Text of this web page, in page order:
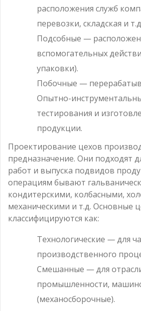
расположения служб
перевозки, складская и
Подсобные —
вспомогательных
упаковки).
Побочные —
Опытно-
тестирования и
продукции.
Проектирование цехов
предназначение. Они подходят
работ и выпуска подвидов
операциям бывают
кондитерскими, колбасными,
механическими и т.д. Основные
классифицируются как:
Технологические — для
производственного
Смешанные — для
промышленности,
(механосборочные).